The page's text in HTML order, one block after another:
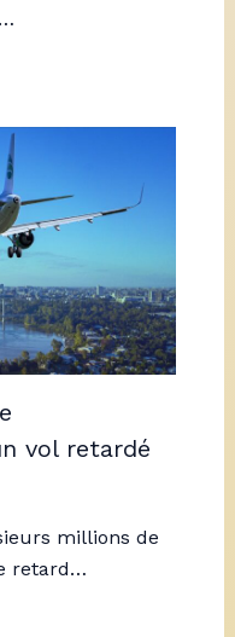
vol retardé
millions de
retard…